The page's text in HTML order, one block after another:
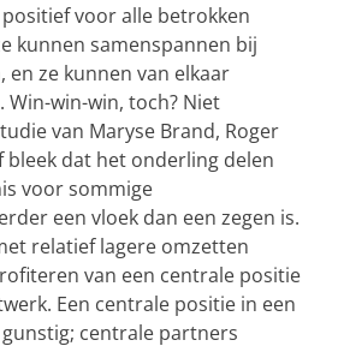
voor alle betrokken
kunnen samenspannen bij
ze kunnen van elkaar
win-win, toch? Niet
van Maryse Brand, Roger
bleek dat het onderling delen
voor sommige
een vloek dan een zegen is.
relatief lagere omzetten
van een centrale positie
Een centrale positie in een
centrale partners